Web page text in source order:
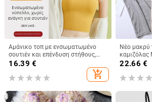
Αμάνικο τοπ με ενσωματωμένο
σουτιέν και επένδυση στήθους,
βαμβακερό, κοντό μήκος, τιράντες
16.39 €
add_shopping_cart
Νέο μακρύ
καμιζόλας
σουτιέν
22.66 €